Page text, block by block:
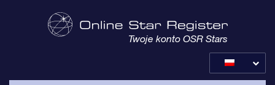
Twoje konto OSR Stars